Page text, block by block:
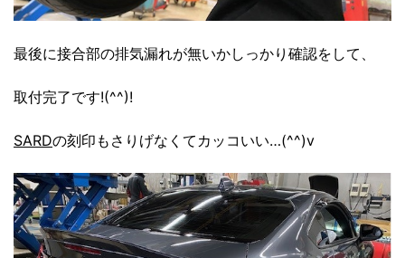
最後に接合部の排気漏れが無いかしっかり確認をして、
取付完了です!(^^)!
SARDの刻印もさりげなくてカッコいい…(^^)v